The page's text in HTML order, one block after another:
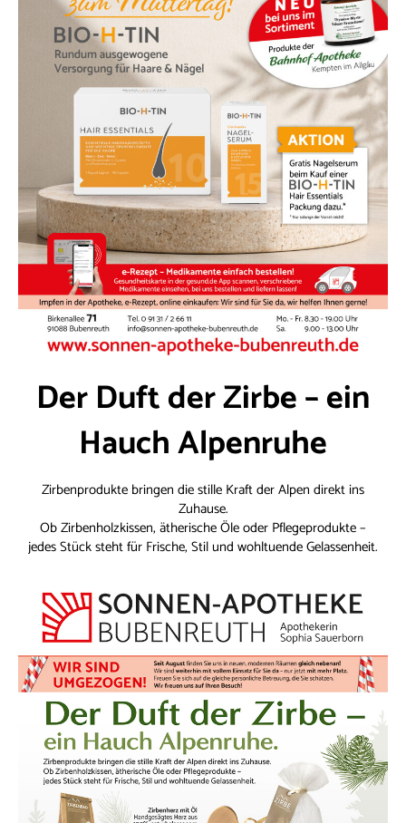
Der Duft der Zirbe – ein
Hauch Alpenruhe
Zirbenprodukte bringen die stille Kraft der Alpen direkt ins
Zuhause.
Ob Zirbenholzkissen, ätherische Öle oder Pflegeprodukte –
jedes Stück steht für Frische, Stil und wohltuende Gelassenheit.